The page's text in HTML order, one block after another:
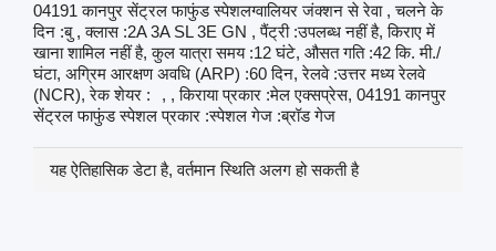
04191 कानपुर सेंट्रल फाफुंड स्पेशलग्वालियर जंक्शन से रेवा , चलने के
दिन :बु , क्लास :2A 3A SL 3E GN , पैंट्री :उपलब्ध नहीं है, किराए में
खाना शामिल नहीं है, कुल यात्रा समय :12 घंटे, औसत गति :42 कि. मी./
घंटा, अग्रिम आरक्षण अवधि (ARP) :60 दिन, रेलवे :उत्तर मध्य रेलवे
(NCR), रेक शेयर :
, , किराया प्रकार :मेल एक्सप्रेस, 04191 कानपुर
सेंट्रल फाफुंड स्पेशल प्रकार :स्पेशल गेज :ब्रॉड गेज
यह ऐतिहासिक डेटा है, वर्तमान स्थिति अलग हो सकती है